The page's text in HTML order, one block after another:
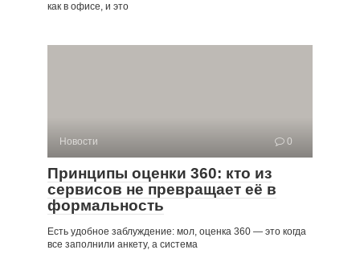
как в офисе, и это
Новости 0
Принципы оценки 360: кто из
сервисов не превращает её в
формальность
Есть удобное заблуждение: мол, оценка 360 — это когда
все заполнили анкету, а система